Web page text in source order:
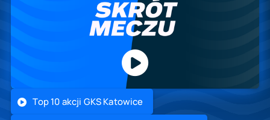
Top 10 akcji GKS Katowice